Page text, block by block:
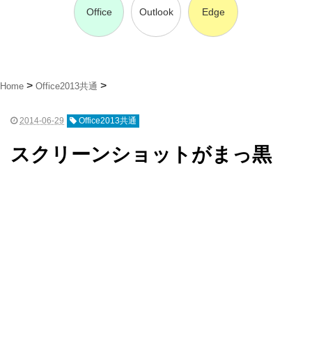
Office Outlook Edge
Home Office2013共通
2014-06-29 Office2013共通
スクリーンショットがまっ黒